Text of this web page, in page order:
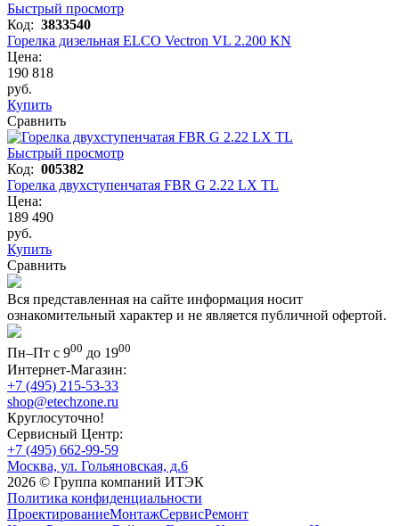
Быстрый просмотр
Код: 3833540
Горелка дизельная ELCO Vectron VL 2.200 KN
Цена:
190 818
руб.
Купить
Сравнить
Быстрый просмотр
Код: 005382
Горелка двухступенчатая FBR G 2.22 LX TL
Цена:
189 490
руб.
Купить
Сравнить
Вся представленная на сайте информация носит
ознакомительный характер и не является публичной офертой.
Пн–Пт с 900 до 1900
Интернет-Магазин:
+7 (495) 215-53-33
shop@etechzone.ru
Круглосуточно!
Сервисный Центр:
+7 (495) 662-99-59
Москва, ул. Гольяновская, д.6
2026 © Группа компаний ИТЭК
Политика конфиденциальности
ПроектированиеМонтажСервисРемонт